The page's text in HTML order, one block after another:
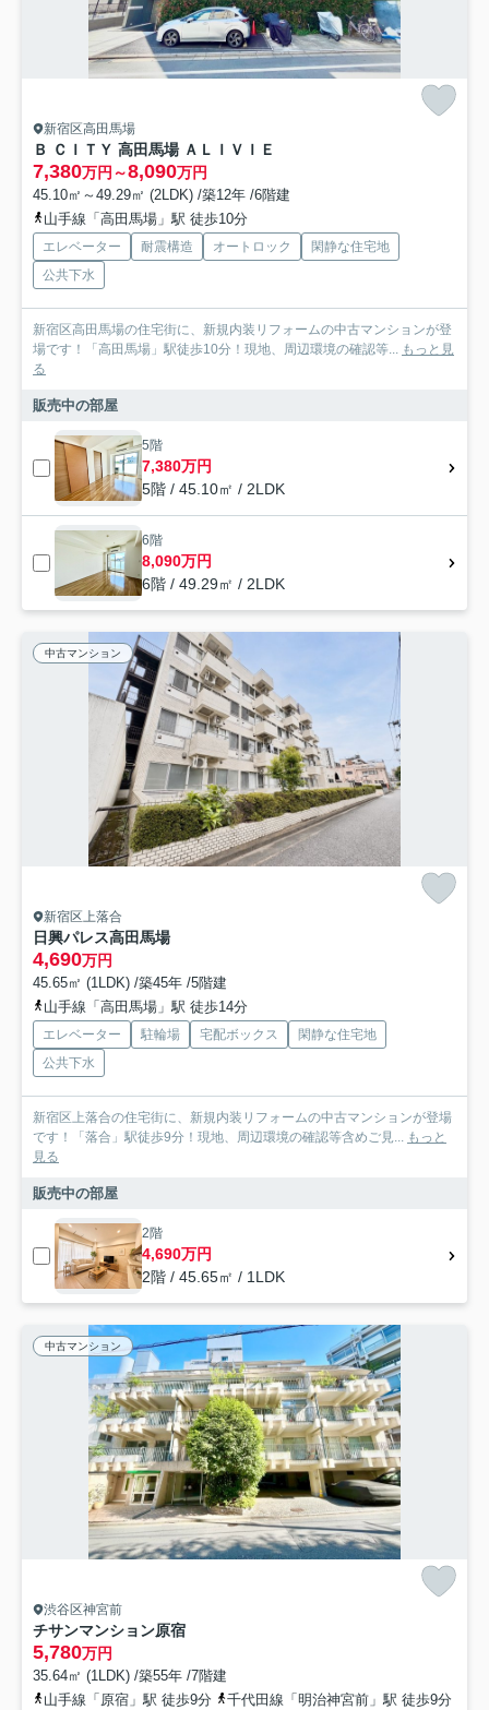
新宿区高田馬場
Ｂ ＣＩＴＹ 高田馬場 ＡＬＩＶＩＥ
7,380万円～8,090万円
45.10㎡～49.29㎡ (2LDK) /築12年 /6階建
山手線「高田馬場」駅 徒歩10分
エレベーター 耐震構造 オートロック
閑静な住宅地
公共下水
新宿区高田馬場の住宅街に、新規内装リフォームの中古マンションが登
場です！「高田馬場」駅徒歩10分！現地、周辺環境の確認等... もっと見
る
販売中の部屋
5階
7,380万円
5階 / 45.10㎡ / 2LDK
6階
8,090万円
6階 / 49.29㎡ / 2LDK
中古マンション
新宿区上落合
日興パレス高田馬場
4,690万円
45.65㎡ (1LDK) /築45年 /5階建
山手線「高田馬場」駅 徒歩14分
エレベーター 駐輪場 宅配ボックス
閑静な住宅地
公共下水
新宿区上落合の住宅街に、新規内装リフォームの中古マンションが登場
です！「落合」駅徒歩9分！現地、周辺環境の確認等含めご見... もっと
見る
販売中の部屋
2階
4,690万円
2階 / 45.65㎡ / 1LDK
中古マンション
渋谷区神宮前
チサンマンション原宿
5,780万円
35.64㎡ (1LDK) /築55年 /7階建
山手線「原宿」駅 徒歩9分
千代田線「明治神宮前」駅 徒歩9分